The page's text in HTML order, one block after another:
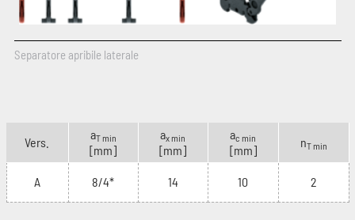
Separatore apribile laterale
Vers.
aT min
[mm]
ax min
[mm]
ac min
[mm]
nT min
A 8/4* 14 10 2